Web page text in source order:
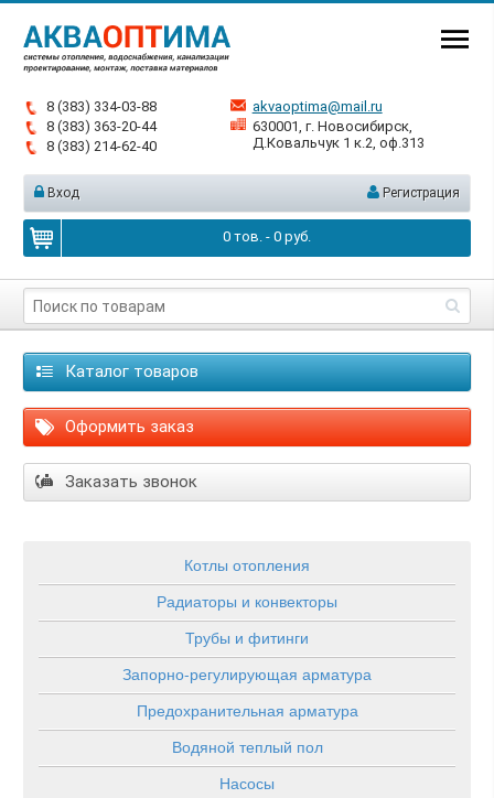
8 (383) 334-03-88
8 (383) 363-20-44
8 (383) 214-62-40
akvaoptima@mail.ru
630001, г. Новосибирск,
Д.Ковальчук 1 к.2, оф.313
Вход Регистрация
0тов. - 0руб.
Каталог товаров
Оформить заказ
Заказать звонок
Котлы отопления
Радиаторы и конвекторы
Трубы и фитинги
Запорно-регулирующая арматура
Предохранительная арматура
Водяной теплый пол
Насосы